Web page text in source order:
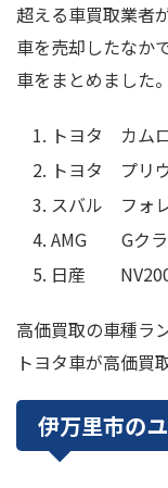
超える車買取業者
車を売却したなか
車をまとめました
トヨタ カム
トヨタ プリ
スバル フォ
AMG Gクラ
日産 NV200
高価買取の車種ラ
トヨタ車が高価買
伊万里市の